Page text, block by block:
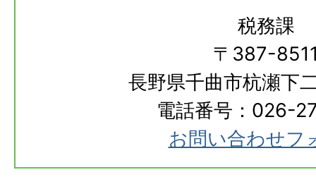
税務課
〒387-
長野県千曲市杭瀬下
電話番号：026-
お問い合わせフ